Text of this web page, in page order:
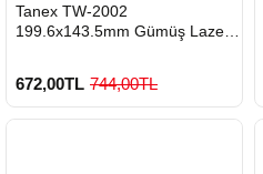
GÖNDERİ
Tanex TW-2002
199.6x143.5mm Gümüş Lazer
672,00TL 744,00TL